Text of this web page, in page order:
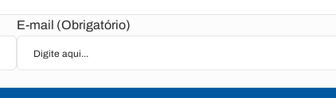
E-mail (Obrigatório)